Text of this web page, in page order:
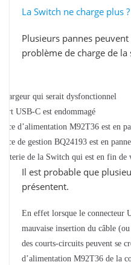
La Switch ne charge plus ?
Plusieurs pannes peuvent
problème de charge de la
qui serait dysfonctionnel
USB-C est endommagé
d’alimentation M92T36 est en
de gestion BQ24193 est en panne
de la Switch qui est en fin de
Il est probable que
présentent.
En effet lorsque le connecteur
mauvaise insertion du câble
des courts-circuits peuvent se
d’alimentation M92T36 de la